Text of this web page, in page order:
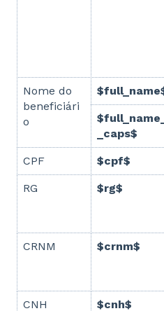
Nome do
beneficiári
o
_caps$
CPF $cpf$
RG $rg$
CRNM $crnm$
CNH $cnh$